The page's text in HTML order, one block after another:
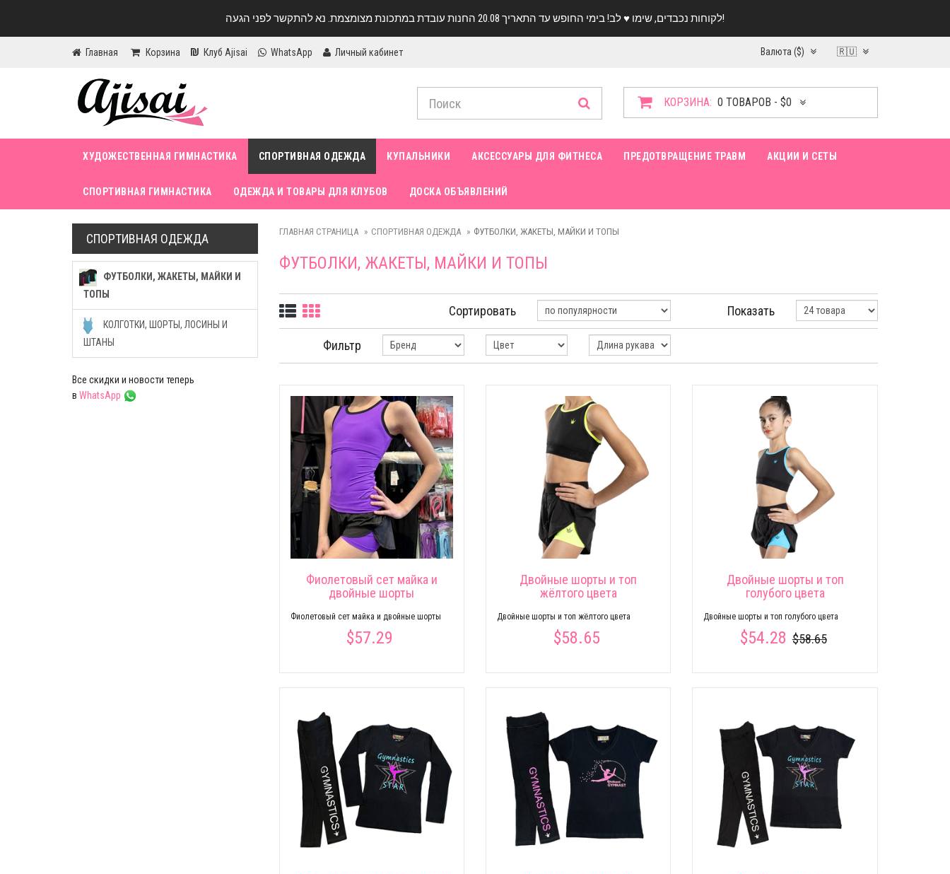
לקוחות נכבדים, שימו ♥️ לב! בימי החופש עד התאריך 20.08 החנות עובדת במתכונת מצומצמת. נא להתקשר לפני הגעה!
Главная Корзина Клуб Ajisai WhatsApp Личный кабинет Валюта ($) 🇷🇺
КОРЗИНА: 0 ТОВАРОВ - $0
ХУДОЖЕСТВЕННАЯ ГИМНАСТИКА СПОРТИВНАЯ ОДЕЖДА КУПАЛЬНИКИ АКСЕССУАРЫ ДЛЯ ФИТНЕСА ПРЕДОТВРАЩЕНИЕ ТРАВМ АКЦИИ И СЕТЫ
СПОРТИВНАЯ ГИМНАСТИКА ОДЕЖДА И ТОВАРЫ ДЛЯ КЛУБОВ ДОСКА ОБЪЯВЛЕНИЙ
ГЛАВНАЯ СТРАНИЦА СПОРТИВНАЯ ОДЕЖДА ФУТБОЛКИ, ЖАКЕТЫ, МАЙКИ И ТОПЫ
ФУТБОЛКИ, ЖАКЕТЫ, МАЙКИ И ТОПЫ
Сортировать Показать
Фильтр
Фиолетовый сет майка и
двойные шорты
Фиолетовый сет майка и двойные шорты
$57.29
Двойные шорты и топ
жёлтого цвета
Двойные шорты и топ жёлтого цвета
$58.65
Двойные шорты и топ
голубого цвета
Двойные шорты и топ голубого цвета
$54.28 $58.65
СПОРТИВНАЯ ОДЕЖДА
ФУТБОЛКИ, ЖАКЕТЫ, МАЙКИ И
ТОПЫ
КОЛГОТКИ, ШОРТЫ, ЛОСИНЫ И
ШТАНЫ
Все скидки и новости теперь
в WhatsApp